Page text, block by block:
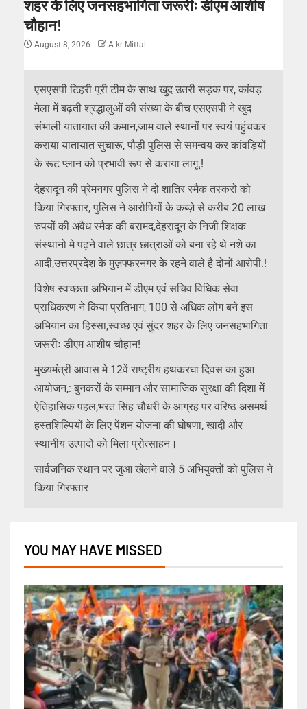
शहर के लिए जनसहभागिता जरूरीः डीएम आशीष
चौहान!
August 8, 2026 A kr Mittal
एसएसपी टिहरी पूरी टीम के साथ खुद उतरी सड़क पर, कांवड़
मेला में बढ़ती श्रद्धालुओं की संख्या के बीच एसएसपी ने खुद
संभाली यातायात की कमान,जाम वाले स्थानों पर स्वयं पहुंचकर
कराया यातायात सुचारू, पौड़ी पुलिस से समन्वय कर कांवड़ियों
के रूट प्लान को प्रभावी रूप से कराया लागू.!
देहरादून की प्रेमनगर पुलिस ने दो शातिर स्मैक तस्करो को
किया गिरफ्तार, पुलिस ने आरोपियों के कब्ज़े से करीब 20 लाख
रुपयों की अवैध स्मैक की बरामद,देहरादून के निजी शिक्षक
संस्थानो मे पढ़ने वाले छात्र छात्राओं को बना रहे थे नशे का
आदी,उत्तरप्रदेश के मुज़फ्फरनगर के रहने वाले है दोनों आरोपी.!
विशेष स्वच्छता अभियान में डीएम एवं सचिव विधिक सेवा
प्राधिकरण ने किया प्रतिभाग, 100 से अधिक लोग बने इस
अभियान का हिस्सा,स्वच्छ एवं सुंदर शहर के लिए जनसहभागिता
जरूरीः डीएम आशीष चौहान!
मुख्यमंत्री आवास मे 12वें राष्ट्रीय हथकरघा दिवस का हुआ
आयोजन,: बुनकरों के सम्मान और सामाजिक सुरक्षा की दिशा में
ऐतिहासिक पहल,भरत सिंह चौधरी के आग्रह पर वरिष्ठ असमर्थ
हस्तशिल्पियों के लिए पेंशन योजना की घोषणा, खादी और
स्थानीय उत्पादों को मिला प्रोत्साहन।
सार्वजनिक स्थान पर जुआ खेलने वाले 5 अभियुक्तों को पुलिस ने
किया गिरफ्तार
YOU MAY HAVE MISSED